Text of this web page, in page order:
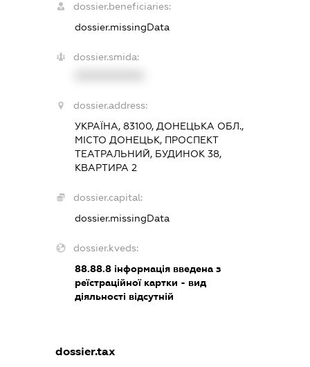
dossier.beneficiaries:
dossier.missingData
dossier.smida:
dossier.address:
УКРАЇНА, 83100, ДОНЕЦЬКА ОБЛ.,
МІСТО ДОНЕЦЬК, ПРОСПЕКТ
ТЕАТРАЛЬНИЙ, БУДИНОК 38,
КВАРТИРА 2
dossier.capital:
dossier.missingData
dossier.kveds:
88.88.8 інформація введена з
реїстраційної картки - вид
діяльності відсутній
dossier.tax